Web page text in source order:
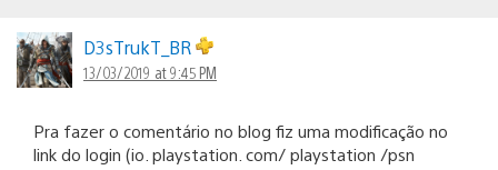
D3sTrukT_BR
13/03/2019 at 9:45 PM
Pra fazer o comentário no blog fiz uma modificação no
link do login (io. playstation. com/ playstation /psn